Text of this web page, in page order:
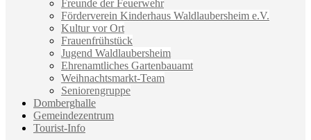
Freunde der Feuerwehr
Förderverein Kinderhaus Waldlaubersheim e.V.
Kultur vor Ort
Frauenfrühstück
Jugend Waldlaubersheim
Ehrenamtliches Gartenbauamt
Weihnachtsmarkt-Team
Seniorengruppe
Domberghalle
Gemeindezentrum
Tourist-Info